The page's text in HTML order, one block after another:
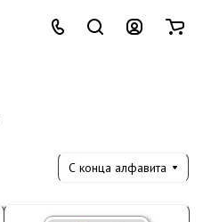
С конца алфавита